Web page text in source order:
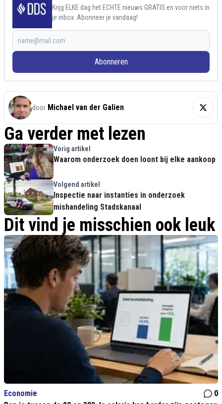
Krijg ELKE dag het ECHTE nieuws GRATIS en voor niets in
je inbox. Abonneer je vandaag!
Abonneren
door Michael van der Galien
Ga verder met lezen
Vorig artikel
Waarom onderzoek doen loont bij elke aankoop
Volgend artikel
Inspectie naar instanties in onderzoek
mishandeling Stadskanaal
Dit vind je misschien ook leuk
Economie
0